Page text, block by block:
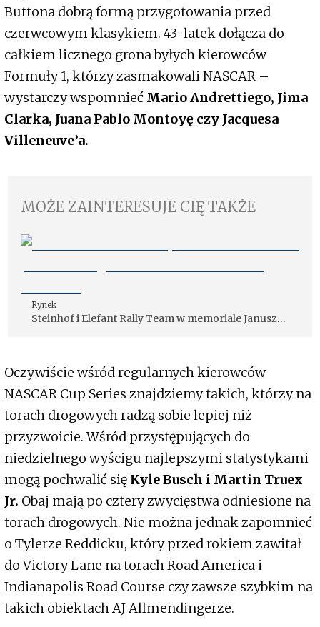
Buttona dobrą formą przygotowania przed
czerwcowym klasykiem. 43-latek dołącza do
całkiem licznego grona byłych kierowców
Formuły 1, którzy zasmakowali NASCAR –
wystarczy wspomnieć Mario Andrettiego, Jima
Clarka, Juana Pablo Montoyę czy Jacquesa
Villeneuve’a.
MOŻE ZAINTERESUJE CIĘ TAKŻE
Rynek
Steinhof i Elefant Rally Team w memoriale Janusza
Oczywiście wśród regularnych kierowców
NASCAR Cup Series znajdziemy takich, którzy na
torach drogowych radzą sobie lepiej niż
przyzwoicie. Wśród przystępujących do
niedzielnego wyścigu najlepszymi statystykami
mogą pochwalić się Kyle Busch i Martin Truex
Jr. Obaj mają po cztery zwycięstwa odniesione na
torach drogowych. Nie można jednak zapomnieć
o Tylerze Reddicku, który przed rokiem zawitał
do Victory Lane na torach Road America i
Indianapolis Road Course czy zawsze szybkim na
takich obiektach AJ Allmendingerze.